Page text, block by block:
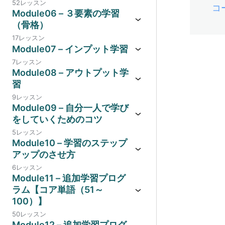
52レッスン
Module06 – ３要素の学習
（骨格）
17レッスン
Module07 – インプット学習
7レッスン
Module08 – アウトプット学
習
9レッスン
Module09 – 自分一人で学び
をしていくためのコツ
5レッスン
Module10 – 学習のステップ
アップのさせ方
6レッスン
Module11 – 追加学習プログ
ラム【コア単語（51～
100）】
50レッスン
コ